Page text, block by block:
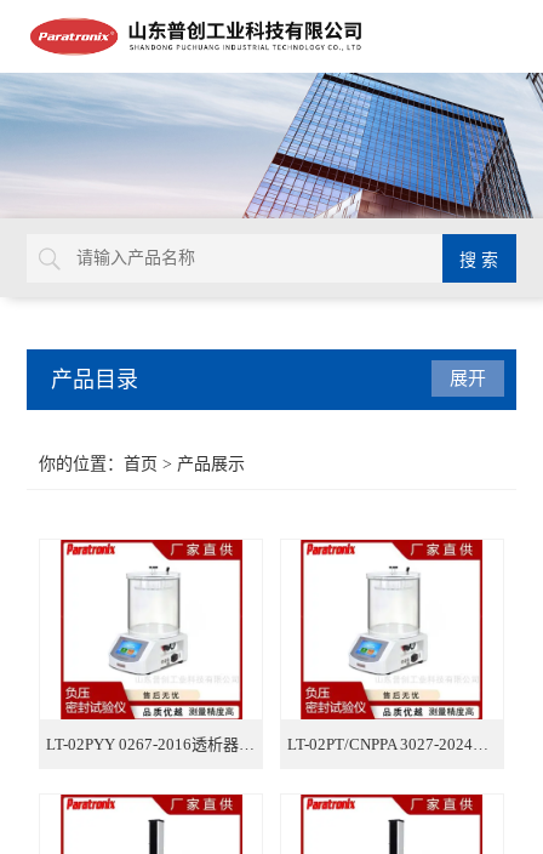
产品目录
氧气透过率测试仪
气体透过率测试仪
摩擦系数测试仪
智能电子拉力试验机
厚度测试仪
医疗器械检测仪器
展开
你的位置：首页 > 产品展示
LT-02PYY 0267-2016透析器密合性负压密封测试仪 LT-02PT/CNPPA 3027-2024药品泡置包装密封测试仪